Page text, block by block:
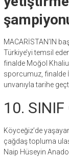
MACARİSTAN’IN
Türkiye’yi temsil
finalde Moğol
sporcumuz, finalde
unvanıyla tarihe
10. SINIF
Köyceğiz’de
çağdaş topluma
Naip Hüseyin